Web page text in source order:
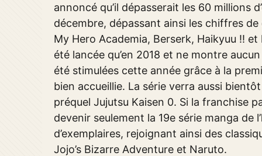
annoncé qu’il dépasserait les 60 millions
décembre, dépassant ainsi les chiffres
My Hero Academia, Berserk, Haikyuu !! et
été lancée qu’en 2018 et ne montre
été stimulées cette année grâce à la
bien accueillie. La série verra aussi
préquel Jujutsu Kaisen 0. Si la franchise
devenir seulement la 19e série manga de
d’exemplaires, rejoignant ainsi des
Jojo’s Bizarre Adventure et Naruto.